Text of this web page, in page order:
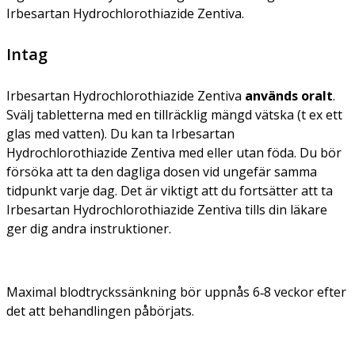
Irbesartan Hydrochlorothiazide Zentiva.
Intag
Irbesartan Hydrochlorothiazide Zentiva används oralt.
Svälj tabletterna med en tillräcklig mängd vätska (t ex ett
glas med vatten). Du kan ta Irbesartan
Hydrochlorothiazide Zentiva med eller utan föda. Du bör
försöka att ta den dagliga dosen vid ungefär samma
tidpunkt varje dag. Det är viktigt att du fortsätter att ta
Irbesartan Hydrochlorothiazide Zentiva tills din läkare
ger dig andra instruktioner.
Maximal blodtryckssänkning bör uppnås 6‑8 veckor efter
det att behandlingen påbörjats.